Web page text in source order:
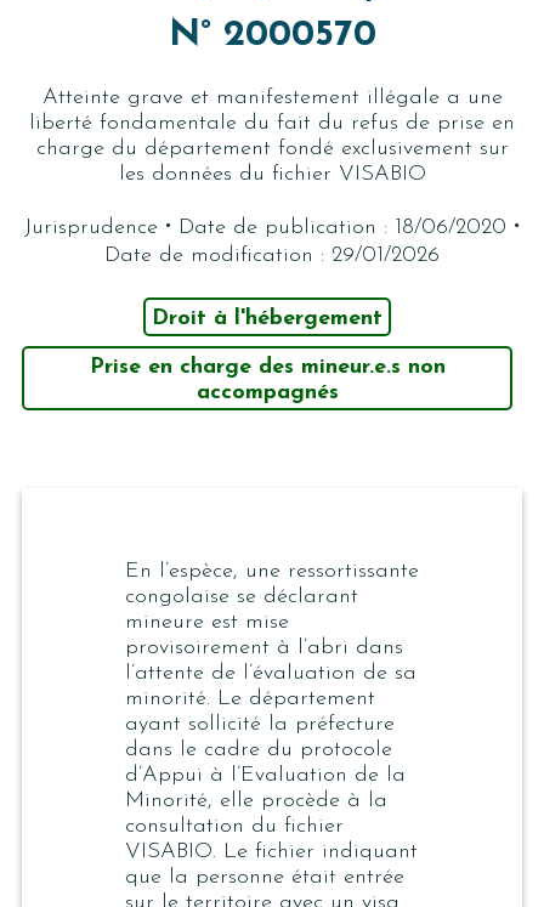
N° 2000570
Atteinte grave et manifestement illégale a une
liberté fondamentale du fait du refus de prise en
charge du département fondé exclusivement sur
les données du fichier VISABIO
Jurisprudence · Date de publication : 18/06/2020 ·
Date de modification : 29/01/2026
Droit à l'hébergement
Prise en charge des mineur.e.s non
accompagnés
En l’espèce, une ressortissante
congolaise se déclarant
mineure est mise
provisoirement à l’abri dans
l’attente de l’évaluation de sa
minorité. Le département
ayant sollicité la préfecture
dans le cadre du protocole
d’Appui à l’Evaluation de la
Minorité, elle procède à la
consultation du fichier
VISABIO. Le fichier indiquant
que la personne était entrée